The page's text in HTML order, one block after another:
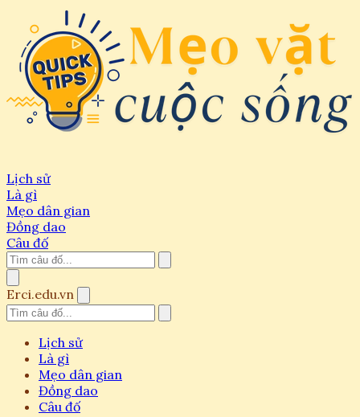
Lịch sử
Là gì
Mẹo dân gian
Đồng dao
Câu đố
Erci.edu.vn
Lịch sử
Là gì
Mẹo dân gian
Đồng dao
Câu đố